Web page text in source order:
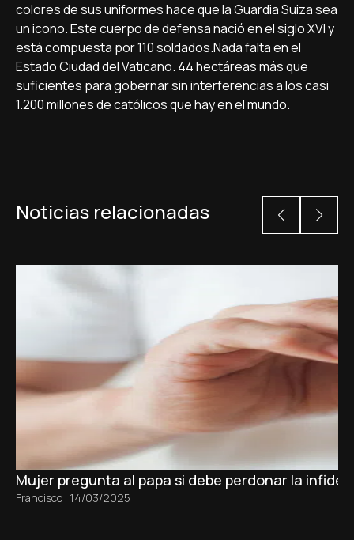
colores de sus uniformes hace que la Guardia Suiza sea
un icono. Este cuerpo de defensa nació en el siglo XVI y
está compuesta por 110 soldados.Nada falta en el
Estado Ciudad del Vaticano. 44 hectáreas más que
suficientes para gobernar sin interferencias a los casi
1.200 millones de católicos que hay en el mundo.
Noticias relacionadas
Mujer pregunta al papa si debe perdonar la
Francisco | 14/03/2025